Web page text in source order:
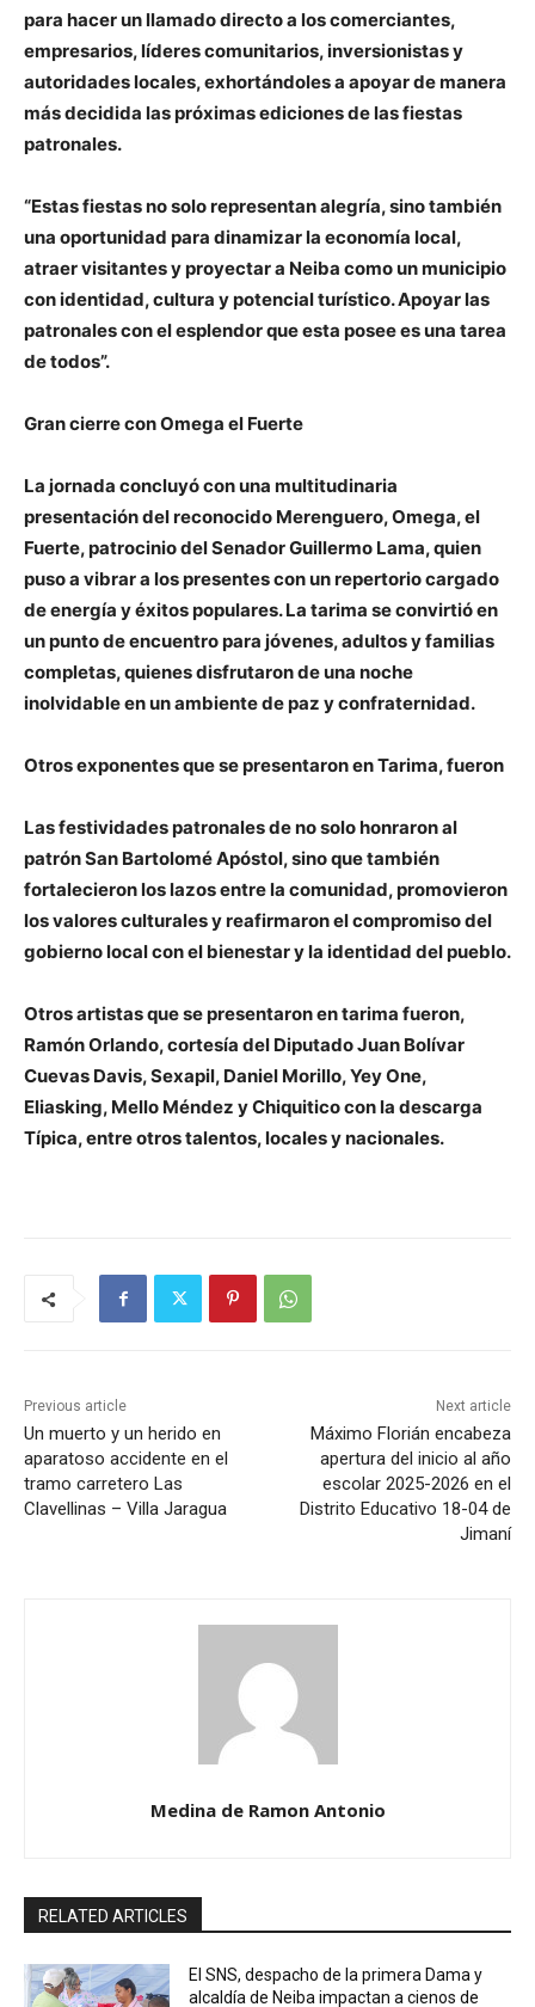
para hacer un llamado directo a los comerciantes,
empresarios, líderes comunitarios, inversionistas y
autoridades locales, exhortándoles a apoyar de manera
más decidida las próximas ediciones de las fiestas
patronales.
“Estas fiestas no solo representan alegría, sino también
una oportunidad para dinamizar la economía local,
atraer visitantes y proyectar a Neiba como un municipio
con identidad, cultura y potencial turístico. Apoyar las
patronales con el esplendor que esta posee es una tarea
de todos”.
Gran cierre con Omega el Fuerte
La jornada concluyó con una multitudinaria
presentación del reconocido Merenguero, Omega, el
Fuerte, patrocinio del Senador Guillermo Lama, quien
puso a vibrar a los presentes con un repertorio cargado
de energía y éxitos populares. La tarima se convirtió en
un punto de encuentro para jóvenes, adultos y familias
completas, quienes disfrutaron de una noche
inolvidable en un ambiente de paz y confraternidad.
Otros exponentes que se presentaron en Tarima, fueron
Las festividades patronales de no solo honraron al
patrón San Bartolomé Apóstol, sino que también
fortalecieron los lazos entre la comunidad, promovieron
los valores culturales y reafirmaron el compromiso del
gobierno local con el bienestar y la identidad del pueblo.
Otros artistas que se presentaron en tarima fueron,
Ramón Orlando, cortesía del Diputado Juan Bolívar
Cuevas Davis, Sexapil, Daniel Morillo, Yey One,
Eliasking, Mello Méndez y Chiquitico con la descarga
Típica, entre otros talentos, locales y nacionales.
Previous article
Un muerto y un herido en
aparatoso accidente en el
tramo carretero Las
Clavellinas – Villa Jaragua
Next article
Máximo Florián encabeza
apertura del inicio al año
escolar 2025-2026 en el
Distrito Educativo 18-04 de
Jimaní
Medina de Ramon Antonio
RELATED ARTICLES
El SNS, despacho de la primera Dama y
alcaldía de Neiba impactan a cienos de